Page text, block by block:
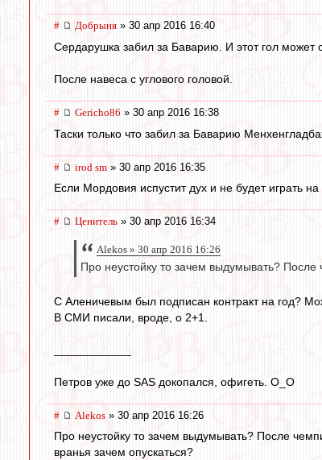
# Добрыня » 30 апр 2016 16:40
Сердарушка забил за Баварию. И этот гол может
После навеса с углового головой.
# Gericho86 » 30 апр 2016 16:38
Таски только что забил за Баварию
# irod sm » 30 апр 2016 16:35
Если Мордовия испустит дух и не будет играть
# Ценитель » 30 апр 2016 16:34
Alekos » 30 апр 2016 16:26
Про неустойку то зачем выдумывать? После
С Аленичевым был подписан контракт на год?
В СМИ писали, вроде, о 2+1.
Петров уже до SAS докопался, офигеть. O_O
# Alekos » 30 апр 2016 16:26
Про неустойку то зачем выдумывать? После
вранья зачем опускаться?